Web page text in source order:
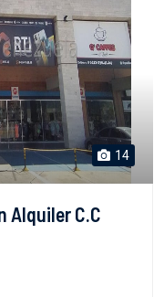
14
Alquiler C.C